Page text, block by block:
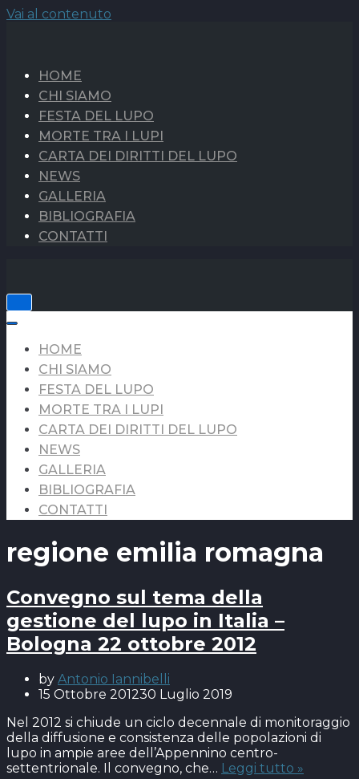
Vai al contenuto
HOME
CHI SIAMO
FESTA DEL LUPO
MORTE TRA I LUPI
CARTA DEI DIRITTI DEL LUPO
NEWS
GALLERIA
BIBLIOGRAFIA
CONTATTI
Navigazione
Navigazione
HOME
CHI SIAMO
FESTA DEL LUPO
MORTE TRA I LUPI
CARTA DEI DIRITTI DEL LUPO
NEWS
GALLERIA
BIBLIOGRAFIA
CONTATTI
regione emilia romagna
Convegno sul tema della
gestione del lupo in Italia –
Bologna 22 ottobre 2012
by Antonio Iannibelli
15 Ottobre 201230 Luglio 2019
Nel 2012 si chiude un ciclo decennale di monitoraggio
della diffusione e consistenza delle popolazioni di
lupo in ampie aree dell’Appennino centro-
settentrionale. Il convegno, che… Leggi tutto »